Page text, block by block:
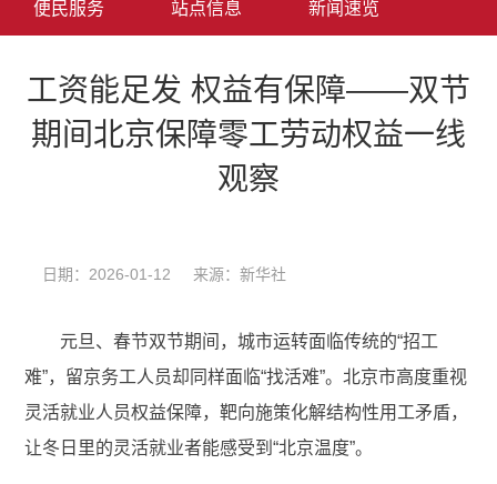
便民服务 站点信息 新闻速览
工资能足发 权益有保障——双节
期间北京保障零工劳动权益一线
观察
日期：2026-01-12 来源：新华社
元旦、春节双节期间，城市运转面临传统的“招工
难”，留京务工人员却同样面临“找活难”。北京市高度重视
灵活就业人员权益保障，靶向施策化解结构性用工矛盾，
让冬日里的灵活就业者能感受到“北京温度”。